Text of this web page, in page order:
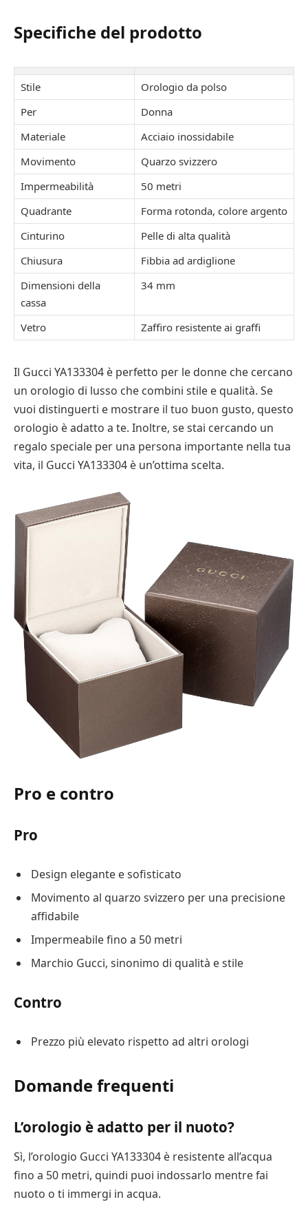
Specifiche del prodotto
Stile
Orologio da polso
Per
Donna
Materiale
Acciaio inossidabile
Movimento
Quarzo svizzero
Impermeabilità
50 metri
Quadrante
Forma rotonda, colore argento
Cinturino
Pelle di alta qualità
Chiusura
Fibbia ad ardiglione
Dimensioni della
cassa
34 mm
Vetro Zaffiro resistente ai graffi
Il Gucci YA133304 è perfetto per le donne che cercano
un orologio di lusso che combini stile e qualità. Se
vuoi distinguerti e mostrare il tuo buon gusto, questo
orologio è adatto a te. Inoltre, se stai cercando un
regalo speciale per una persona importante nella tua
vita, il Gucci YA133304 è un’ottima scelta.
Pro e contro
Pro
Design elegante e sofisticato
Movimento al quarzo svizzero per una precisione
affidabile
Impermeabile fino a 50 metri
Marchio Gucci, sinonimo di qualità e stile
Contro
Prezzo più elevato rispetto ad altri orologi
Domande frequenti
L’orologio è adatto per il nuoto?
Sì, l’orologio Gucci YA133304 è resistente all’acqua
fino a 50 metri, quindi puoi indossarlo mentre fai
nuoto o ti immergi in acqua.